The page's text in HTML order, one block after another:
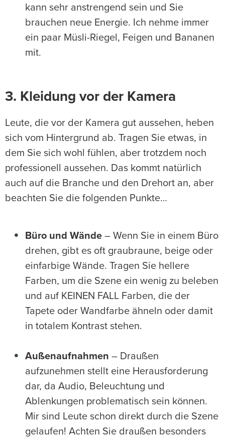
kann sehr anstrengend sein und Sie
brauchen neue Energie. Ich nehme immer
ein paar Müsli-Riegel, Feigen und Bananen
mit.
3. Kleidung vor der Kamera
Leute, die vor der Kamera gut aussehen, heben
sich vom Hintergrund ab. Tragen Sie etwas, in
dem Sie sich wohl fühlen, aber trotzdem noch
professionell aussehen. Das kommt natürlich
auch auf die Branche und den Drehort an, aber
beachten Sie die folgenden Punkte…
Büro und Wände – Wenn Sie in einem Büro
drehen, gibt es oft graubraune, beige oder
einfarbige Wände. Tragen Sie hellere
Farben, um die Szene ein wenig zu beleben
und auf KEINEN FALL Farben, die der
Tapete oder Wandfarbe ähneln oder damit
in totalem Kontrast stehen.
Außenaufnahmen – Draußen
aufzunehmen stellt eine Herausforderung
dar, da Audio, Beleuchtung und
Ablenkungen problematisch sein können.
Mir sind Leute schon direkt durch die Szene
gelaufen! Achten Sie draußen besonders